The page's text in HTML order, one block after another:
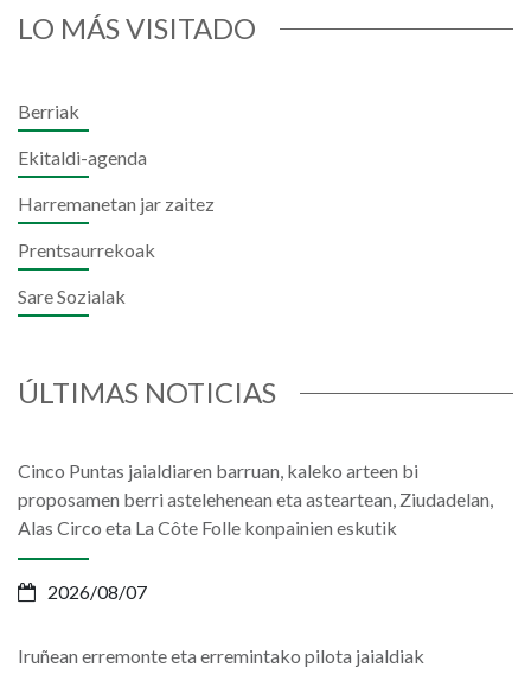
LO MÁS VISITADO
Berriak
Ekitaldi-agenda
Harremanetan jar zaitez
Prentsaurrekoak
Sare Sozialak
ÚLTIMAS NOTICIAS
Cinco Puntas jaialdiaren barruan, kaleko arteen bi
proposamen berri astelehenean eta asteartean, Ziudadelan,
Alas Circo eta La Côte Folle konpainien eskutik
2026/08/07
Iruñean erremonte eta erremintako pilota jaialdiak